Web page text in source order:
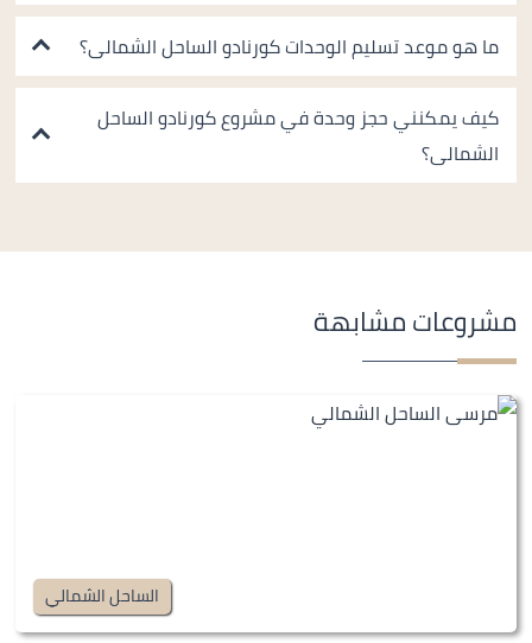
ما هو موعد تسليم الوحدات كورنادو الساحل الشمالى؟
كيف يمكنني حجز وحدة في مشروع كورنادو الساحل
الشمالى؟
مشروعات مشابهة
الساحل الشمالي